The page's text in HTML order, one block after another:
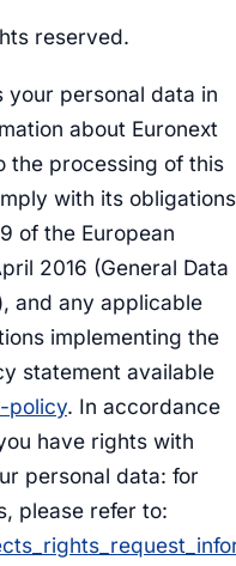
reserved.
your personal data in
about Euronext
the processing of this
with its obligations
of the European
2016 (General Data
and any applicable
implementing the
statement available
policy. In accordance
have rights with
personal data: for
please refer to: